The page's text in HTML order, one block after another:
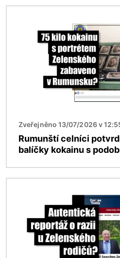
Zveřejněno 13/07/2026 v
Rumunští celníci
balíčky kokainu s